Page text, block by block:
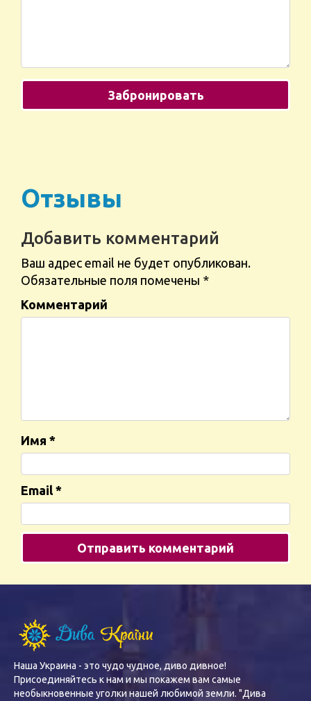
Отзывы
Добавить комментарий
Ваш адрес email не будет опубликован.
Обязательные поля помечены *
Комментарий
Имя *
Email *
Наша Украина - это чудо чудное, диво дивное!
Присоединяйтесь к нам и мы покажем вам самые
необыкновенные уголки нашей любимой земли. "Дива